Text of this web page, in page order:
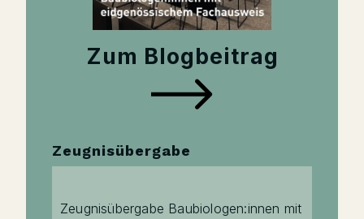
Zum Blogbeitrag
Zeugnisübergabe
Zeugnisübergabe Baubiologen:innen mit